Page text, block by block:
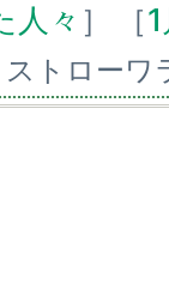
人々 ］ ［
トロー